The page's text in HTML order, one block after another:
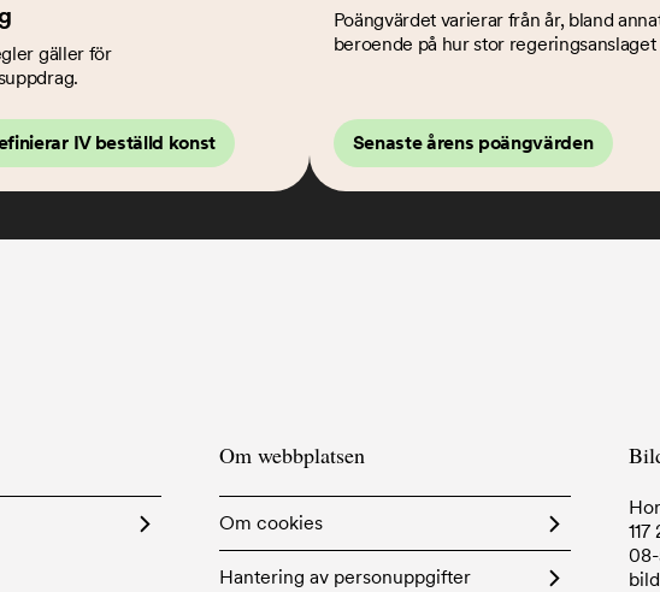
gäller för
IV beställd konst
Poängvärdet varierar från år, bland
beroende på hur stor regeringsanslaget
Senaste årens poängvärden
Om webbplatsen
Om cookies
Hantering av personuppgifter